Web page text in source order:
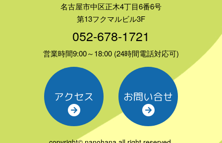
名古屋市中区正木4丁目6番6号
第13フクマルビル3F
052-678-1721
営業時間9:00～18:00 (24時間電話対応可)
アクセス お問い合せ